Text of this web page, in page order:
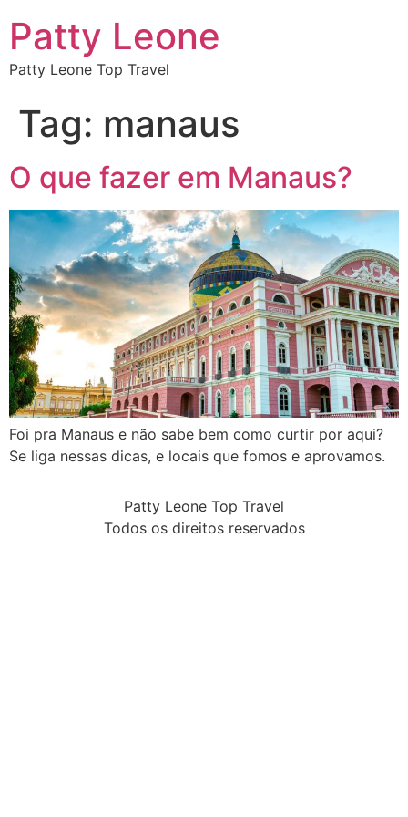
Patty Leone
Patty Leone Top Travel
Tag: manaus
O que fazer em Manaus?
Foi pra Manaus e não sabe bem como curtir por aqui?
Se liga nessas dicas, e locais que fomos e aprovamos.
Patty Leone Top Travel
Todos os direitos reservados